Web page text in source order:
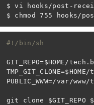
$ vi hooks/post-
#!/bin/sh
GIT_REPO=$HOME
TMP_GIT_CLONE=$HOME
PUBLIC_WWW=/var/
git clone $GIT_REPO